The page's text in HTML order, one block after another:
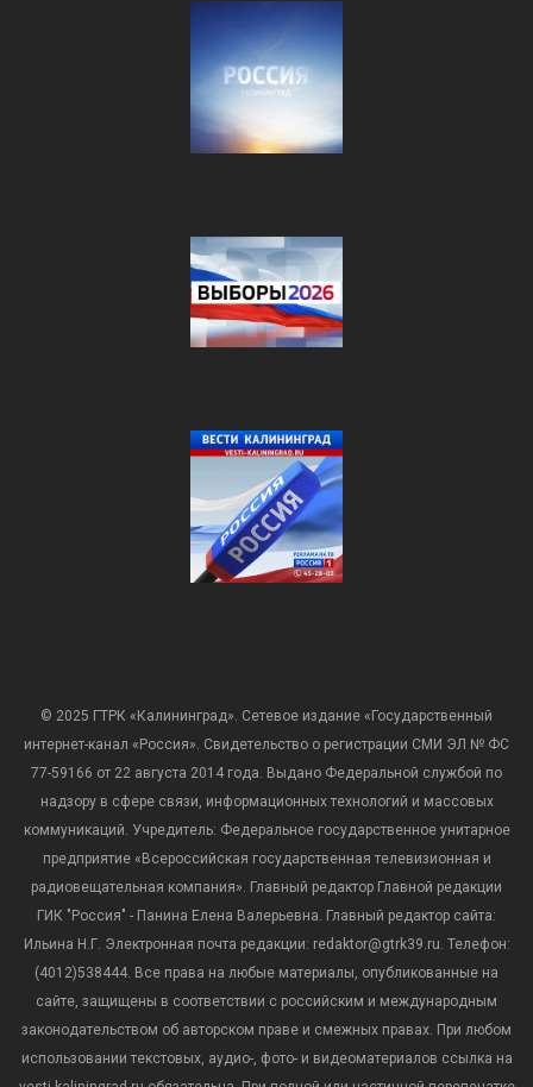
© 2025 ГТРК «Калининград». Сетевое издание «Государственный
интернет-канал «Россия». Свидетельство о регистрации СМИ ЭЛ № ФС
77-59166 от 22 августа 2014 года. Выдано Федеральной службой по
надзору в сфере связи, информационных технологий и массовых
коммуникаций. Учредитель: Федеральное государственное унитарное
предприятие «Всероссийская государственная телевизионная и
радиовещательная компания». Главный редактор Главной редакции
ГИК "Россия" - Панина Елена Валерьевна. Главный редактор сайта:
Ильина Н.Г. Электронная почта редакции: redaktor@gtrk39.ru. Телефон:
(4012)538444. Все права на любые материалы, опубликованные на
сайте, защищены в соответствии с российским и международным
законодательством об авторском праве и смежных правах. При любом
использовании текстовых, аудио-, фото- и видеоматериалов ссылка на